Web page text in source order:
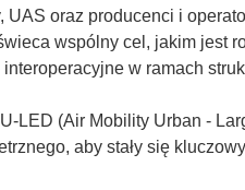
oraz producenci i
wspólny cel, jakim jest
w ramach
LED (Air Mobility Urban -
aby stały się